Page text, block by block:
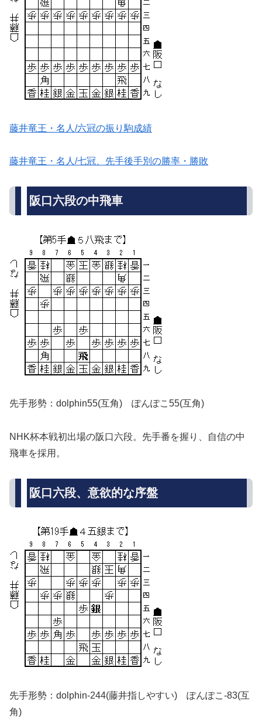
藤井竜王・名人/六冠の振り駒成績
藤井竜王・名人/七冠、先手後手別の勝率・勝敗
阪口六段の中飛車
先手形勢：dolphin55(互角) ぽんぽこ55(互角)
NHK杯本戦初出場の阪口六段。先手番を握り、自信の中
飛車を採用。
阪口六段、意欲的な序盤
先手形勢：dolphin-244(藤井指しやすい) ぽんぽこ-83(互
角)